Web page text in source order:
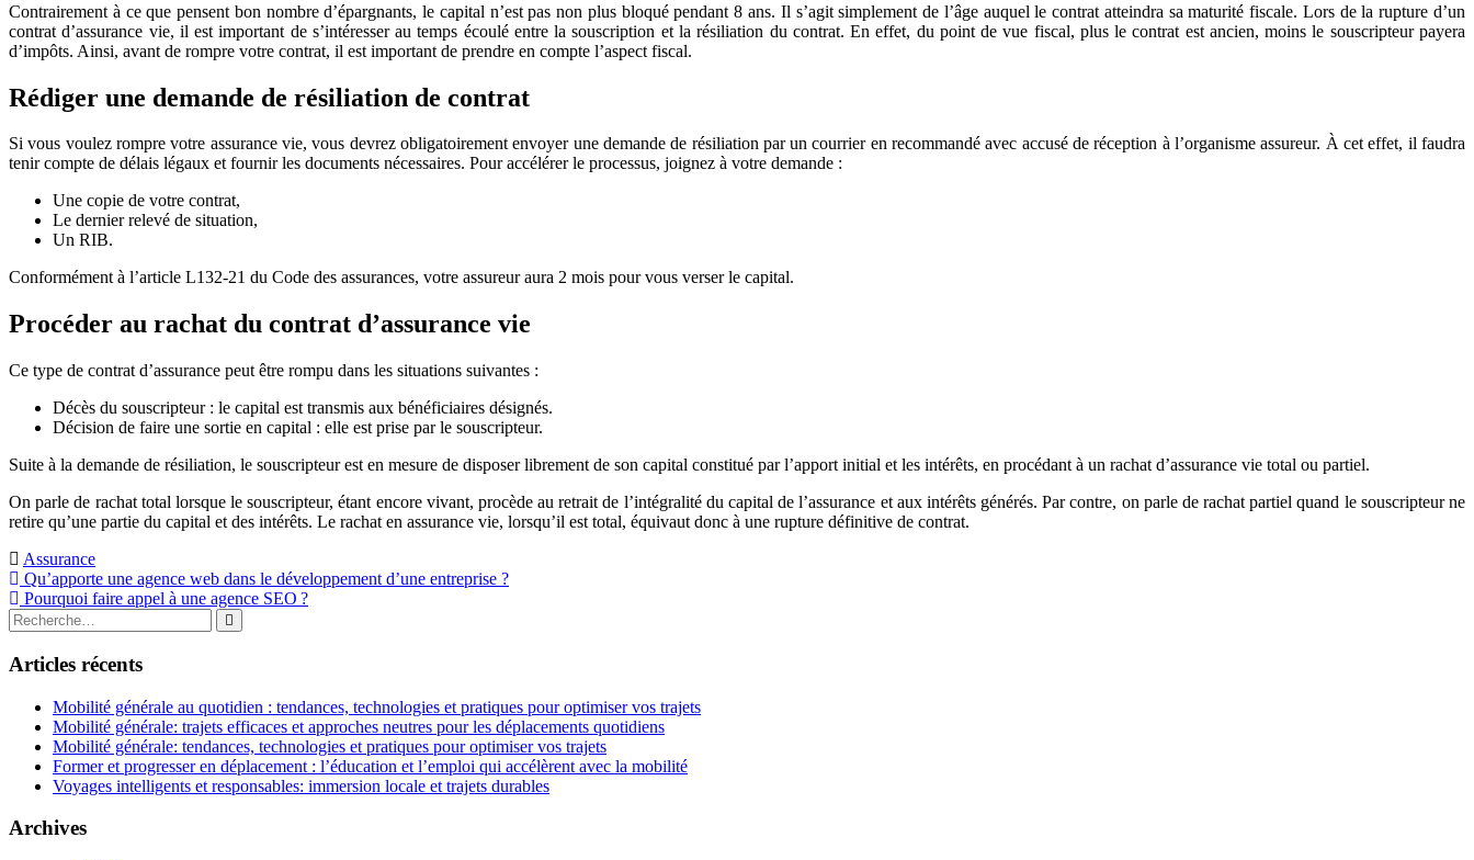
Contrairement à ce que pensent bon nombre d’épargnants, le capital n’est pas non plus bloqué pendant 8 ans. Il s’agit simplement de l’âge auquel le contrat atteindra sa maturité fiscale. Lors de la rupture d’un
contrat d’assurance vie, il est important de s’intéresser au temps écoulé entre la souscription et la résiliation du contrat. En effet, du point de vue fiscal, plus le contrat est ancien, moins le souscripteur payera
d’impôts. Ainsi, avant de rompre votre contrat, il est important de prendre en compte l’aspect fiscal.
Rédiger une demande de résiliation de contrat
Si vous voulez rompre votre assurance vie, vous devrez obligatoirement envoyer une demande de résiliation par un courrier en recommandé avec accusé de réception à l’organisme assureur. À cet effet, il faudra
tenir compte de délais légaux et fournir les documents nécessaires. Pour accélérer le processus, joignez à votre demande :
Une copie de votre contrat,
Le dernier relevé de situation,
Un RIB.
Conformément à l’article L132-21 du Code des assurances, votre assureur aura 2 mois pour vous verser le capital.
Procéder au rachat du contrat d’assurance vie
Ce type de contrat d’assurance peut être rompu dans les situations suivantes :
Décès du souscripteur : le capital est transmis aux bénéficiaires désignés.
Décision de faire une sortie en capital : elle est prise par le souscripteur.
Suite à la demande de résiliation, le souscripteur est en mesure de disposer librement de son capital constitué par l’apport initial et les intérêts, en procédant à un rachat d’assurance vie total ou partiel.
On parle de rachat total lorsque le souscripteur, étant encore vivant, procède au retrait de l’intégralité du capital de l’assurance et aux intérêts générés. Par contre, on parle de rachat partiel quand le souscripteur ne
retire qu’une partie du capital et des intérêts. Le rachat en assurance vie, lorsqu’il est total, équivaut donc à une rupture définitive de contrat.
Assurance
Navigation
de
Qu’apporte une agence web dans le développement d’une entreprise ?
Pourquoi faire appel à une agence SEO ?
Rechercher
:
Rechercher
Articles récents
Mobilité générale au quotidien : tendances, technologies et pratiques pour optimiser vos trajets
Mobilité générale: trajets efficaces et approches neutres pour les déplacements quotidiens
Mobilité générale: tendances, technologies et pratiques pour optimiser vos trajets
Former et progresser en déplacement : l’éducation et l’emploi qui accélèrent avec la mobilité
Voyages intelligents et responsables: immersion locale et trajets durables
Archives